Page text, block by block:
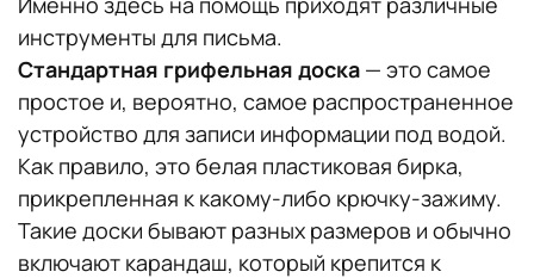
инструменты для письма.
Стандартная грифельная доска — это самое
простое и, вероятно, самое распространенное
устройство для записи информации под водой.
Как правило, это белая пластиковая бирка,
прикрепленная к какому-либо крючку-зажиму.
Такие доски бывают разных размеров и обычно
включают карандаш, который крепится к